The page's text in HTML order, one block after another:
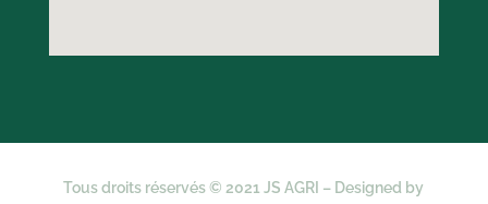
Tous droits réservés © 2021 JS AGRI – Designed by